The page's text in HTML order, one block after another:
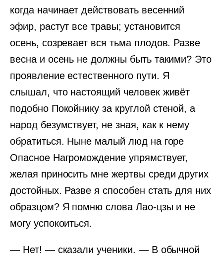
когда начинает действовать весенний
эфир, растут все травы; установится
осень, созревает вся тьма плодов. Разве
весна и осень не должны быть такими? Это
проявление естественного пути. Я
слышал, что настоящий человек живёт
подобно Покойнику за круглой стеной, а
народ безумствует, не зная, как к нему
обратиться. Ныне малый люд на горе
Опасное Нагромождение упрямствует,
желая приносить мне жертвы среди других
достойных. Разве я способен стать для них
образцом? Я помню слова Лао-цзы и не
могу успокоиться.
— Нет! — сказали ученики. — В обычной